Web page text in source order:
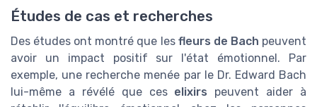
Études de cas et recherches
Des études ont montré que les fleurs de Bach peuvent
avoir un impact positif sur l'état émotionnel. Par
exemple, une recherche menée par le Dr. Edward Bach
lui-même a révélé que ces elixirs peuvent aider à